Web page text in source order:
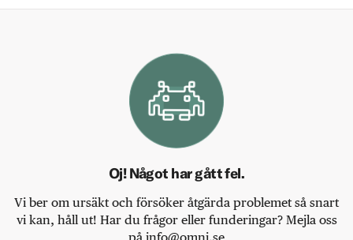
Oj! Något har gått fel.
Vi ber om ursäkt och försöker åtgärda problemet så snart
vi kan, håll ut! Har du frågor eller funderingar? Mejla oss